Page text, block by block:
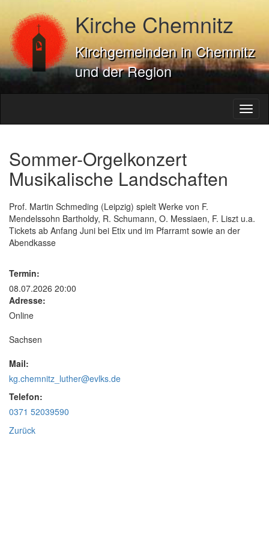
Kirche Chemnitz
Kirchgemeinden in Chemnitz
und der Region
Sommer-Orgelkonzert
Musikalische Landschaften
Prof. Martin Schmeding (Leipzig) spielt Werke von F.
Mendelssohn Bartholdy, R. Schumann, O. Messiaen, F. Liszt u.a.
Tickets ab Anfang Juni bei Etix und im Pfarramt sowie an der
Abendkasse
Termin:
08.07.2026 20:00
Adresse:
Online
Sachsen
Mail:
kg.chemnitz_luther@evlks.de
Telefon:
0371 52039590
Zurück